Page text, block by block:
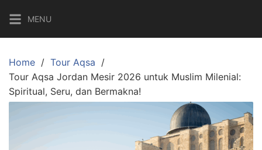
content
MENU
Home
Tour Aqsa
Tour Aqsa Jordan Mesir 2026 untuk Muslim Milenial:
Spiritual, Seru, dan Bermakna!